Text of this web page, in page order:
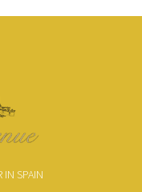
IN SPAIN